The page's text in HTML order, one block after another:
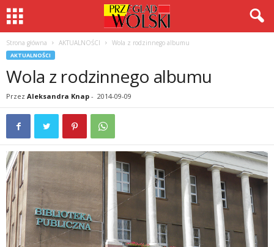
Strona główna AKTUALNOŚCI Wola z rodzinnego albumu
AKTUALNOŚCI
Wola z rodzinnego albumu
Przez Aleksandra Knap - 2014-09-09